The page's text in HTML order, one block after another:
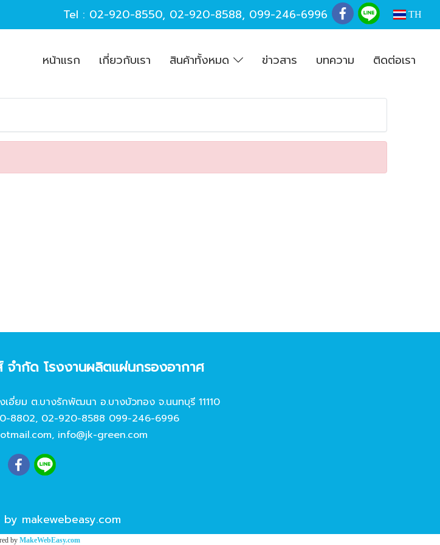
Tel : 02-920-8550, 02-920-8588, 099-246-6996 TH
หน้าแรก เกี่ยวกับเรา สินค้าทั้งหมด ข่าวสาร บทความ ติดต่อเรา
จํากัด โรงงานผลิตแผ่นกรองอากาศ
อี่ยม ต.บางรักพัฒนา อ.บางบัวทอง จ.นนทบุรี 11110
8802, 02-920-8588 099-246-6996
, info@jk-green.com
makewebeasy.com
by MakeWebEasy.com